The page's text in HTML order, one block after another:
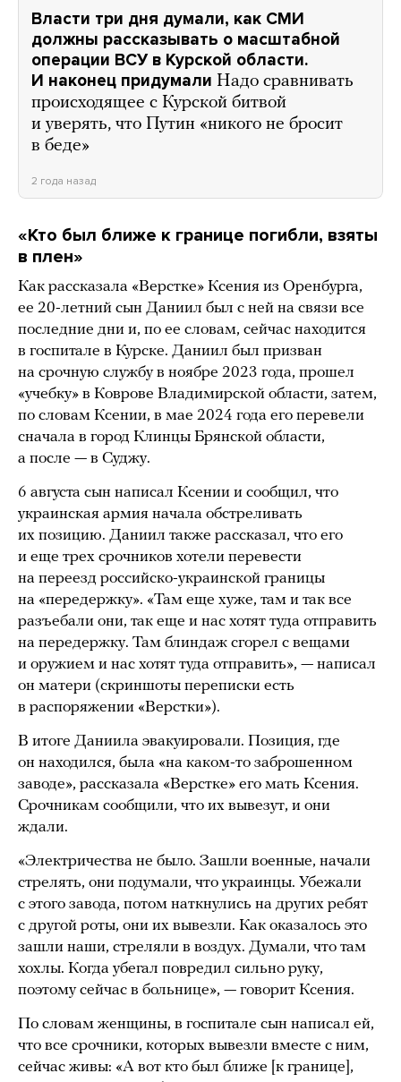
Власти три дня думали, как СМИ
должны рассказывать о масштабной
операции ВСУ в Курской области.
И наконец придумали Надо сравнивать
происходящее с Курской битвой
и уверять, что Путин «никого не бросит
в беде»
2 года назад
«Кто был ближе к границе погибли, взяты
в плен»
Как рассказала «Верстке» Ксения из Оренбурга,
ее 20-летний сын Даниил был с ней на связи все
последние дни и, по ее словам, сейчас находится
в госпитале в Курске. Даниил был призван
на срочную службу в ноябре 2023 года, прошел
«учебку» в Коврове Владимирской области, затем,
по словам Ксении, в мае 2024 года его перевели
сначала в город Клинцы Брянской области,
а после — в Суджу.
6 августа сын написал Ксении и сообщил, что
украинская армия начала обстреливать
их позицию. Даниил также рассказал, что его
и еще трех срочников хотели перевести
на переезд российско-украинской границы
на «передержку». «Там еще хуже, там и так все
разъебали они, так еще и нас хотят туда отправить
на передержку. Там блиндаж сгорел с вещами
и оружием и нас хотят туда отправить», — написал
он матери (скриншоты переписки есть
в распоряжении «Верстки»).
В итоге Даниила эвакуировали. Позиция, где
он находился, была «на каком-то заброшенном
заводе», рассказала «Верстке» его мать Ксения.
Срочникам сообщили, что их вывезут, и они
ждали.
«Электричества не было. Зашли военные, начали
стрелять, они подумали, что украинцы. Убежали
с этого завода, потом наткнулись на других ребят
с другой роты, они их вывезли. Как оказалось это
зашли наши, стреляли в воздух. Думали, что там
хохлы. Когда убегал повредил сильно руку,
поэтому сейчас в больнице», — говорит Ксения.
По словам женщины, в госпитале сын написал ей,
что все срочники, которых вывезли вместе с ним,
сейчас живы: «А вот кто был ближе [к границе],